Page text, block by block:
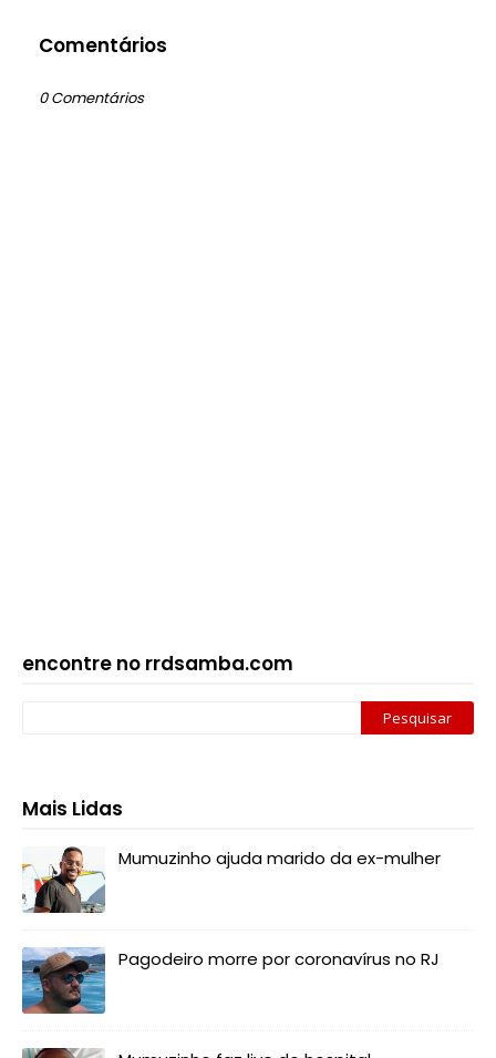
Comentários
0 Comentários
encontre no rrdsamba.com
Mais Lidas
Mumuzinho ajuda marido da ex-mulher
Pagodeiro morre por coronavírus no RJ